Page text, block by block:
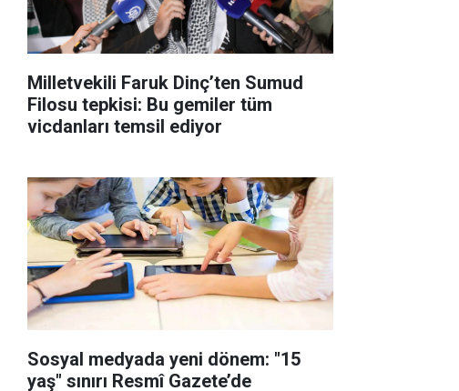
Milletvekili Faruk Dinç’ten Sumud
Filosu tepkisi: Bu gemiler tüm
vicdanları temsil ediyor
Sosyal medyada yeni dönem: "15
yaş" sınırı Resmî Gazete’de